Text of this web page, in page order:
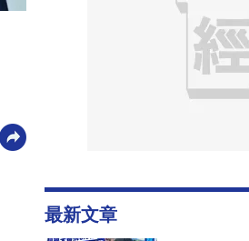
最新文章